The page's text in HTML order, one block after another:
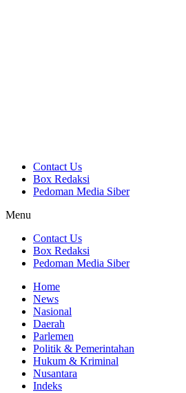
Contact Us
Box Redaksi
Pedoman Media Siber
Menu
Contact Us
Box Redaksi
Pedoman Media Siber
Home
News
Nasional
Daerah
Parlemen
Politik & Pemerintahan
Hukum & Kriminal
Nusantara
Indeks